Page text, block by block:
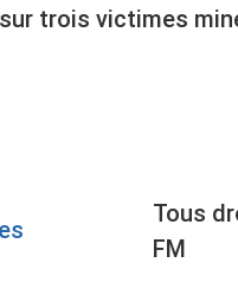
trois victimes
Tous
FM